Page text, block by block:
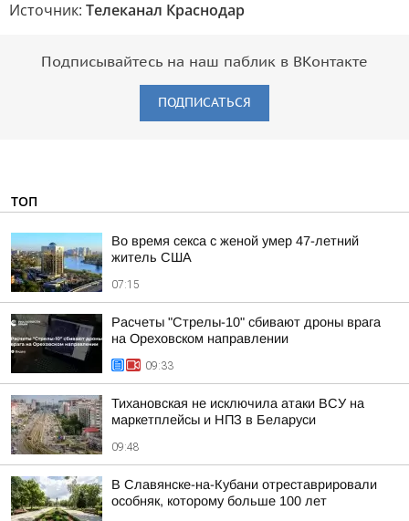
Источник: Телеканал Краснодар
Подписывайтесь на наш паблик в ВКонтакте
ПОДПИСАТЬСЯ
ТОП
Во время секса с женой умер 47-летний
житель США
07:15
Расчеты "Стрелы-10" сбивают дроны врага
на Ореховском направлении
09:33
Тихановская не исключила атаки ВСУ на
маркетплейсы и НПЗ в Беларуси
09:48
В Славянске-на-Кубани отреставрировали
особняк, которому больше 100 лет